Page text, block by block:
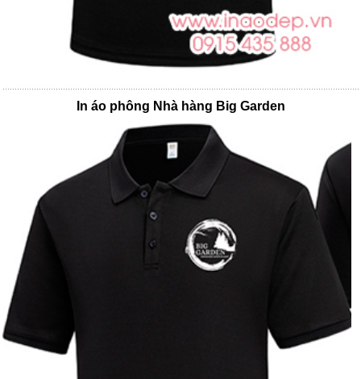
In áo phông Nhà hàng Big Garden